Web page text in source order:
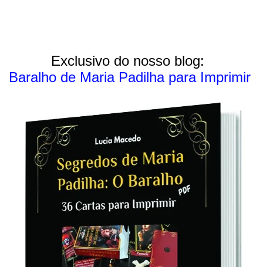
Exclusivo do nosso blog:
Baralho de Maria Padilha para Imprimir